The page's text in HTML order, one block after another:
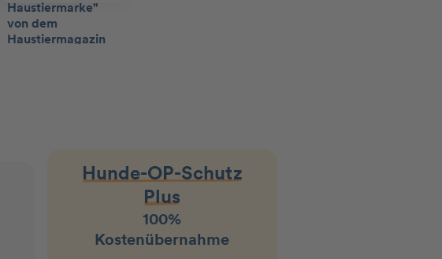
Hunde-OP-Schutz
Plus
100%
Kostenübernahme